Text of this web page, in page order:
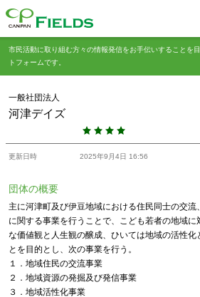
市民活動に取り組む方々の情報発信をお手伝いすることを
トフォームです。
一般社団法人
河津デイズ
更新日時 2025年9月4日 16:56
団体の概要
主に河津町及び伊豆地域における住民同士の交
に関する事業を行うことで、こども若者の地域
な価値観と人生観の醸成、ひいては地域の活性化
とを目的とし、次の事業を行う。
１．地域住民の交流事業
２．地域資源の発掘及び発信事業
３．地域活性化事業